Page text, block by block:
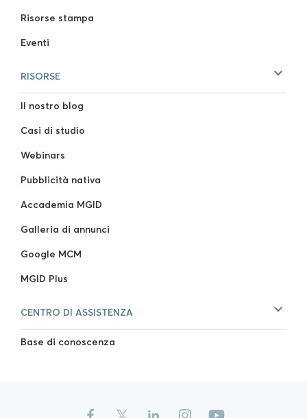
Risorse stampa
Eventi
RISORSE
Il nostro blog
Casi di studio
Webinars
Pubblicità nativa
Accademia MGID
Galleria di annunci
Google MCM
MGID Plus
CENTRO DI ASSISTENZA
Base di conoscenza